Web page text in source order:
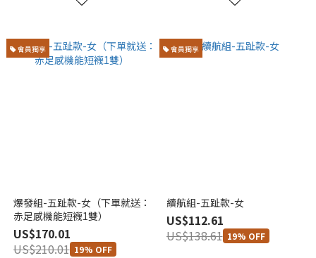
會員獨享
爆發組-五趾款-女（下單就送：
赤足感機能短襪1雙）
US$170.01
US$210.01 19% OFF
會員獨享
續航組-五趾款-女
US$112.61
US$138.61 19% OFF